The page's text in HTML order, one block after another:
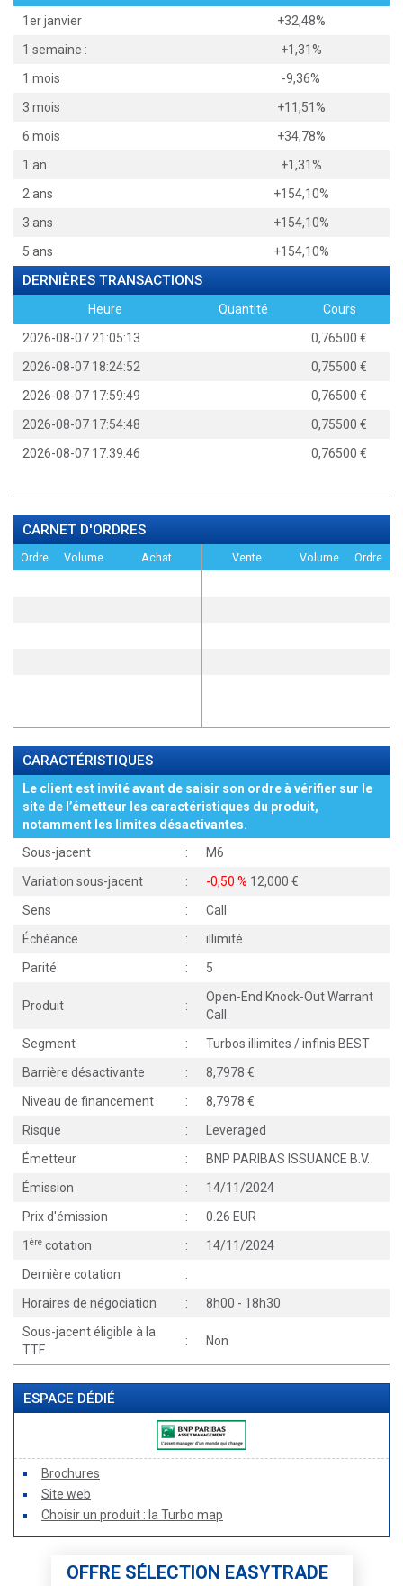
1er janvier
+32,48%
1 semaine :
+1,31%
1 mois
-9,36%
3 mois
+11,51%
6 mois
+34,78%
1 an
+1,31%
2 ans
+154,10%
3 ans
+154,10%
5 ans
+154,10%
DERNIÈRES TRANSACTIONS
Heure Quantité
Cours
2026-08-07 21:05:13
0,76500
2026-08-07 18:24:52
0,75500
2026-08-07 17:59:49
0,76500
2026-08-07 17:54:48
0,75500
2026-08-07 17:39:46
0,76500
CARNET D'ORDRES
Ordre Volume Achat Vente Volume Ordre
CARACTÉRISTIQUES
Le client est invité avant de saisir son ordre à vérifier sur le
site de l’émetteur les caractéristiques du produit,
notamment les limites désactivantes.
Sous-jacent
:
M6
Variation sous-jacent
: -0,50 % 12,000
Sens
:
Call
Échéance
:
illimité
Parité
: 5
Produit :
Open-End Knock-Out Warrant
Call
Segment
:
Turbos illimites / infinis BEST
Barrière désactivante
:
8,7978
Niveau de financement
:
8,7978
Risque
:
Leveraged
Émetteur
:
BNP PARIBAS ISSUANCE B.V.
Émission
:
14/11/2024
Prix d'émission
:
0.26 EUR
1 ère cotation :
14/11/2024
Dernière cotation
:
Horaires de négociation
:
8h00 - 18h30
Sous-jacent éligible à la
TTF
: Non
ESPACE DÉDIÉ
Brochures
Site web
Choisir un produit : la Turbo map
OFFRE SÉLECTION EASYTRADE